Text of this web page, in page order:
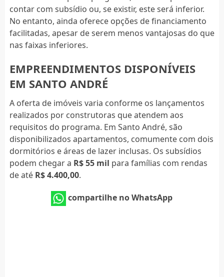
contar com subsídio ou, se existir, este será inferior.
No entanto, ainda oferece opções de financiamento
facilitadas, apesar de serem menos vantajosas do que
nas faixas inferiores.
EMPREENDIMENTOS DISPONÍVEIS
EM SANTO ANDRÉ
A oferta de imóveis varia conforme os lançamentos
realizados por construtoras que atendem aos
requisitos do programa. Em Santo André, são
disponibilizados apartamentos, comumente com dois
dormitórios e áreas de lazer inclusas. Os subsídios
podem chegar a R$ 55 mil para famílias com rendas
de até R$ 4.400,00.
compartilhe no WhatsApp